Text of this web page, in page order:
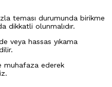
teması durumunda birikme
dikkatli olunmalıdır.
veya hassas yıkama
muhafaza ederek